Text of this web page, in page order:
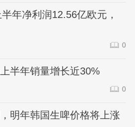
年净利润12.56亿欧元，
0
半年销量增长近30%
0
明年韩国生啤价格将上涨